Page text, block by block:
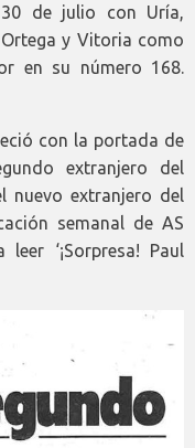
de julio con Uría,
y Vitoria como
en su número 168.
con la portada de
extranjero del
nuevo extranjero del
semanal de AS
‘¡Sorpresa! Paul